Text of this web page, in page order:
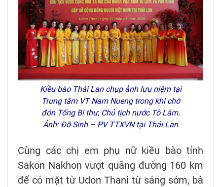
Kiều bào Thái Lan chụp ảnh lưu niệm tại
Trung tâm VT Nam Nueng trong khi chờ
đón Tổng Bí thư, Chủ tịch nước Tô Lâm.
Ảnh: Đỗ Sinh – PV TTXVN tại Thái Lan
Cùng các chị em phụ nữ kiều bào tỉnh
Sakon Nakhon vượt quãng đường 160 km
để có mặt từ Udon Thani từ sáng sớm, bà